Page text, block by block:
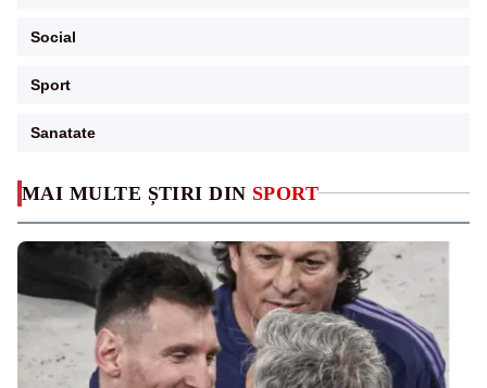
MAI MULTE ȘTIRI DIN SPORT
Social
Sport
Sanatate